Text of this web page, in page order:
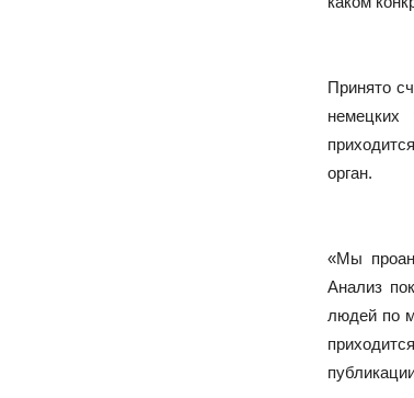
Принято
немецких
орган.
«Мы
Анализ
людей по